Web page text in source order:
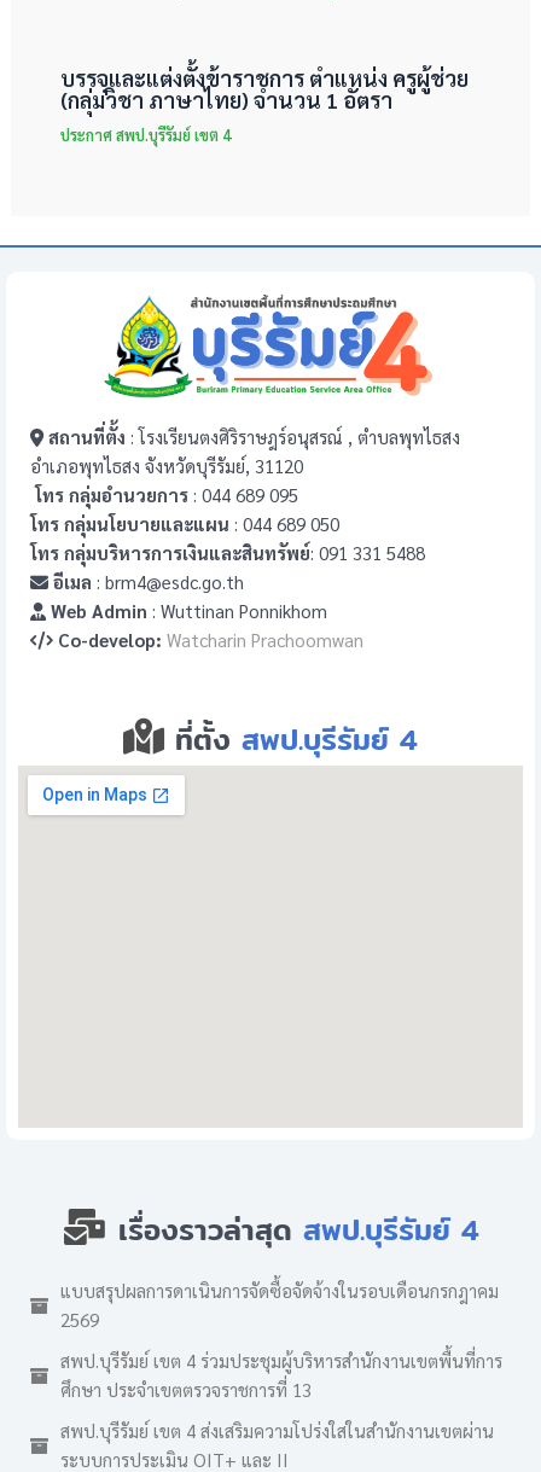
บรรจุและแต่งตั้งข้าราชการ ตำแหน่ง ครูผู้ช่วย
(กลุ่มวิชา ภาษาไทย) จำนวน 1 อัตรา
ประกาศ สพป.บุรีรัมย์ เขต 4
สถานที่ตั้ง : โรงเรียนตงศิริราษฎร์อนุสรณ์ , ตำบลพุทไธสง
อำเภอพุทไธสง จังหวัดบุรีรัมย์, 31120
โทร กลุ่มอำนวยการ : 044 689 095
โทร กลุ่มนโยบายและแผน : 044 689 050
โทร กลุ่มบริหารการเงินและสินทรัพย์: 091 331 5488
อีเมล : brm4@esdc.go.th
Web Admin : Wuttinan Ponnikhom
Co-develop: Watcharin Prachoomwan
ที่ตั้ง สพป.บุรีรัมย์ 4
เรื่องราวล่าสุด สพป.บุรีรัมย์ 4
แบบสรุปผลการดาเนินการจัดซื้อจัดจ้างในรอบเดือนกรกฎาคม
2569
สพป.บุรีรัมย์ เขต 4 ร่วมประชุมผู้บริหารสำนักงานเขตพื้นที่การ
ศึกษา ประจำเขตตรวจราชการที่ 13
สพป.บุรีรัมย์ เขต 4 ส่งเสริมความโปร่งใสในสำนักงานเขตผ่าน
ระบบการประเมิน OIT+ และ II